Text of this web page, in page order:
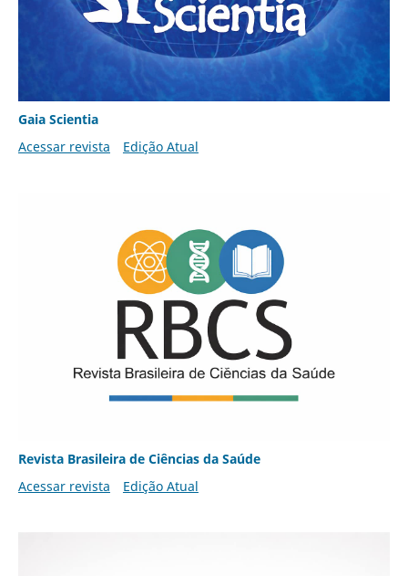
Gaia Scientia
Acessar revista
Edição Atual
Revista Brasileira de Ciências da Saúde
Acessar revista
Edição Atual